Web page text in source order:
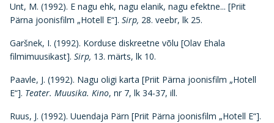
Unt, M. (1992). E nagu ehk, nagu elanik, nagu efektne... [Priit
Pärna joonisfilm „Hotell E“]. Sirp, 28. veebr, lk 25.
Garšnek, I. (1992). Korduse diskreetne võlu [Olav Ehala
filmimuusikast]. Sirp, 13. märts, lk 10.
Paavle, J. (1992). Nagu oligi karta [Priit Pärna joonisfilm „Hotell
E“]. Teater. Muusika. Kino, nr 7, lk 34-37, ill.
Ruus, J. (1992). Uuendaja Pärn [Priit Pärna joonisfilm „Hotell E“].